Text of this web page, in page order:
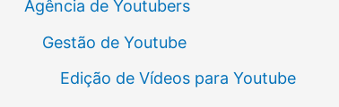
Agência de Youtubers
Gestão de Youtube
Edição de Vídeos para Youtube